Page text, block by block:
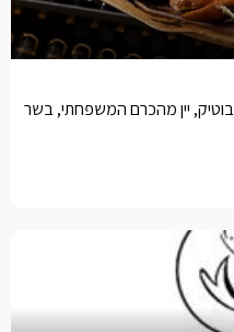
יין מהכרם המשפחתי, בשר